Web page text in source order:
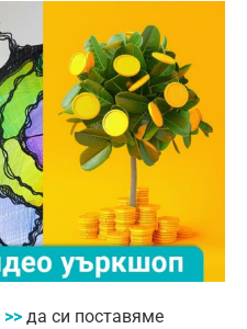
>> да си поставяме